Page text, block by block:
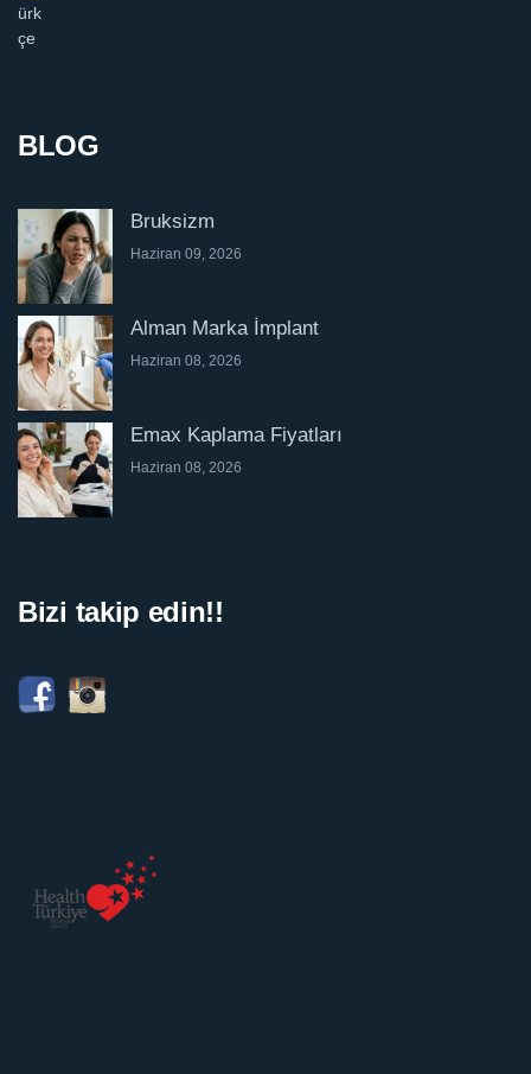
BLOG
Bruksizm
Haziran 09, 2026
Alman Marka İmplant
Haziran 08, 2026
Emax Kaplama Fiyatları
Haziran 08, 2026
Bizi takip edin!!